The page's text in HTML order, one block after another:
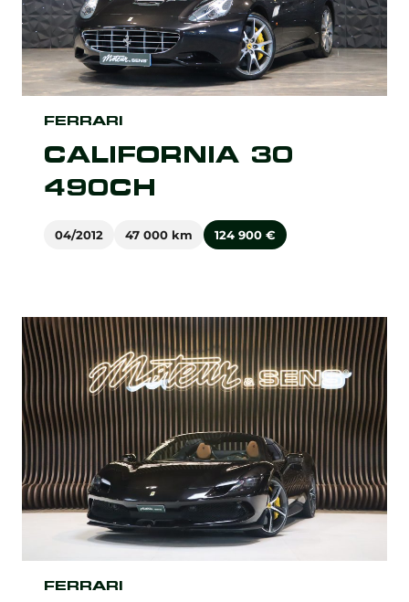
CALIFORNIA 30
490CH
FERRARI
04/2012 47 000 km 124 900 €
FERRARI